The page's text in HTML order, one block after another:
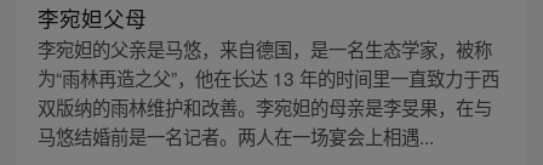
李宛妲父母
李宛妲的父亲是马悠，来自德国，是一名生态学家，被称
为“雨林再造之父”，他在长达 13 年的时间里一直致力于西
双版纳的雨林维护和改善。李宛妲的母亲是李旻果，在与
马悠结婚前是一名记者。两人在一场宴会上相遇...